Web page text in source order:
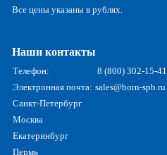
Все цены указаны в рублях.
Наши контакты
Телефон:
8 (800) 302-15-41
Электронная почта: sales@born-spb.ru
Санкт-Петербург
Москва
Екатеринбург
Пермь